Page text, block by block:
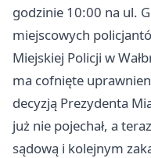
godzinie 10:00 na ul.
miejscowych
Miejskiej Policji w
ma cofnięte
decyzją Prezydenta
już nie pojechał, a
sądową i kolejnym